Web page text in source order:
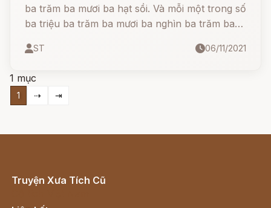
ba trăm ba mươi ba hạt sồi. Và mỗi một trong số
ba triệu ba trăm ba mươi ba nghìn ba trăm ba
Vậy là, lãnh chúa hỏi, giọng hoài nghi: - Làm
đến như thế?
ST 06/11/2021
1 mục
1 ⇢ ⇥
Truyện Xưa Tích Cũ